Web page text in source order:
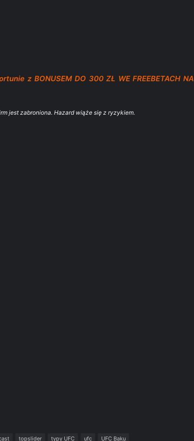
z BONUSEM DO 300 ZŁ WE FREEBETACH NA
jest zabroniona. Hazard wiąże się z ryzykiem.
topslider typy UFC ufc UFC Baku